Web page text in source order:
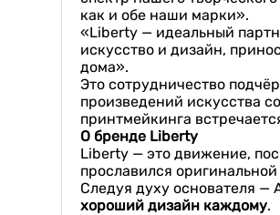
как и обе наши марки».
«Liberty — идеальный
искусство и дизайн,
дома».
Это сотрудничество
произведений искусства
принтмейкинга
О бренде Liberty
Liberty — это движение,
прославился
Следуя духу основателя
хороший дизайн каждому.